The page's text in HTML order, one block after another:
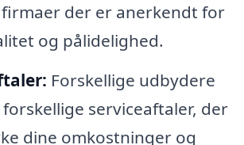
der er anerkendt for
og pålidelighed.
Forskellige udbydere
serviceaftaler, der
dine omkostninger og